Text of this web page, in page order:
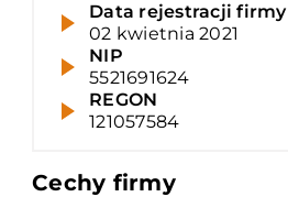
Data rejestracji firmy
02 kwietnia 2021
NIP
5521691624
REGON
121057584
Cechy firmy